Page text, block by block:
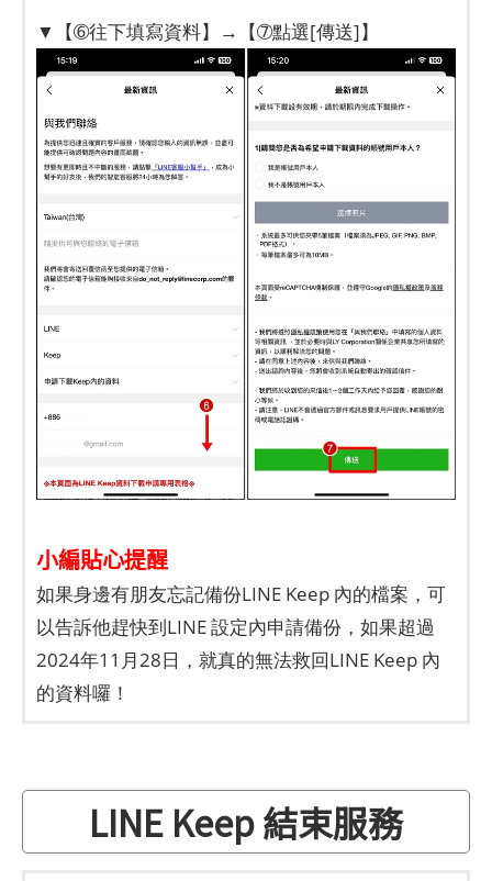
▼【➅往下填寫資料】→【➆點選[傳送]】
小編貼心提醒
如果身邊有朋友忘記備份LINE Keep 內的檔案，可
以告訴他趕快到LINE 設定內申請備份，如果超過
2024年11月28日，就真的無法救回LINE Keep 內
的資料囉！
LINE Keep 結束服務